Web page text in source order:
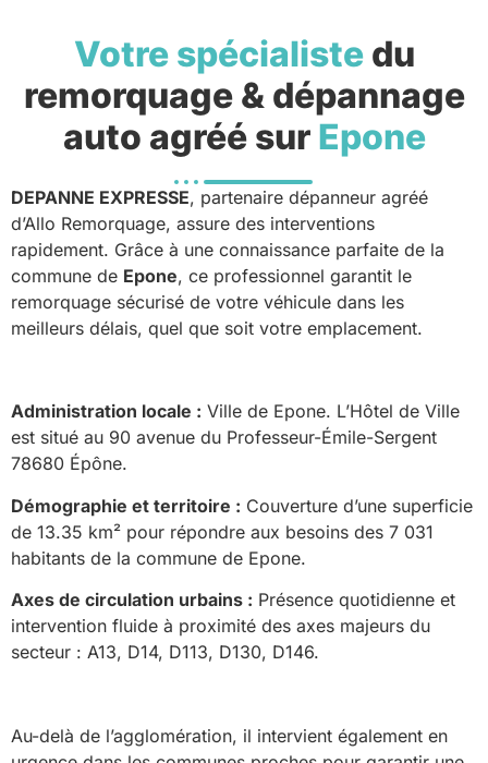
Votre spécialistedu
remorquage & dépannage
auto agréé sur Epone
DEPANNE EXPRESSE, partenaire dépanneur agréé
d’Allo Remorquage, assure des interventions
rapidement. Grâce à une connaissance parfaite de la
commune de Epone, ce professionnel garantit le
remorquage sécurisé de votre véhicule dans les
meilleurs délais, quel que soit votre emplacement.
Administration locale : Ville de Epone. L’Hôtel de Ville
est situé au 90 avenue du Professeur-Émile-Sergent
78680 Épône.
Démographie et territoire : Couverture d’une superficie
de 13.35 km² pour répondre aux besoins des 7 031
habitants de la commune de Epone.
Axes de circulation urbains : Présence quotidienne et
intervention fluide à proximité des axes majeurs du
secteur : A13, D14, D113, D130, D146.
Au-delà de l’agglomération, il intervient également en